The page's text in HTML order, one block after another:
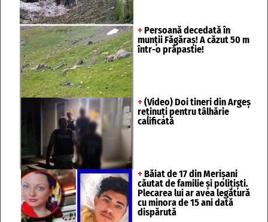
+ Persoană decedată în
munții Făgăraș! A căzut 50 m
într-o prăpastie!
+ (Video) Doi tineri din Argeș
reținuți pentru tâlhărie
calificată
+ Băiat de 17 din Merișani
căutat de familie și polițiști.
Plecarea lui ar avea legătură
cu minora de 15 ani dată
dispărută